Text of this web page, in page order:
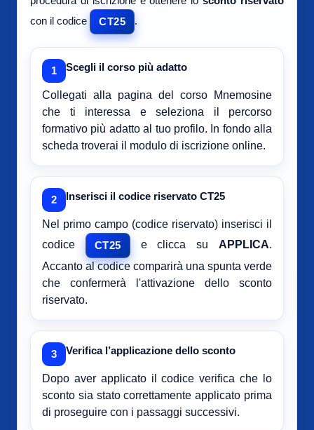
con il codice
CT25 .
1 Scegli il corso più adatto
Collegati alla pagina del corso Mnemosine
che ti interessa e seleziona il percorso
formativo più adatto al tuo profilo. In fondo alla
scheda troverai il modulo di iscrizione online.
2 Inserisci il codice riservato CT25
Nel primo campo (codice riservato) inserisci il
codice
CT25 e clicca suAPPLICA.
Accanto al codice comparirà una spunta verde
che confermerà l'attivazione dello sconto
riservato.
3 Verifica l’applicazione dello sconto
Dopo aver applicato il codice verifica che lo
sconto sia stato correttamente applicato prima
di proseguire con i passaggi successivi.